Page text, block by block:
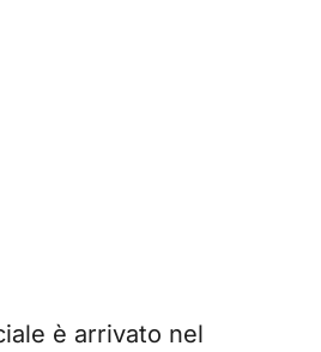
è arrivato nel